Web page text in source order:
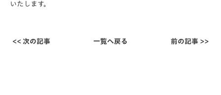
いたします。
<< 次の記事 一覧へ戻る 前の記事 >>